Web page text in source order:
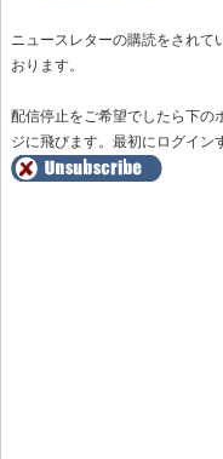
ニュースレターの購読をされ
おります。
配信停止をご希望でしたら下の
ジに飛びます。最初にログイン